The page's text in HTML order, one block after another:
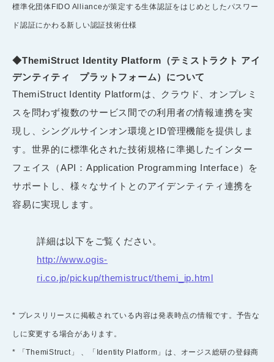
標準化団体FIDO Allianceが策定する生体認証をはじめとしたパスワー
ド認証にかわる新しい認証技術仕様
◆ThemiStruct Identity Platform（テミストラクト アイ
デンティティ プラットフォーム）について
ThemiStruct Identity Platformは、クラウド、オンプレミ
スを問わず複数のサービス間での利用者の情報連携を実
現し、シングルサインオン環境とID管理機能を提供しま
す。世界的に標準化された技術規格に準拠したインター
フェイス（API：Application Programming Interface）を
サポートし、様々なサイトとのアイデンティティ連携を
容易に実現します。
詳細は以下をご覧ください。
http://www.ogis-
ri.co.jp/pickup/themistruct/themi_ip.html
* プレスリリースに掲載されている内容は発表時点の情報です。予告な
しに変更する場合があります。
* 「ThemiStruct」 、「Identity Platform」は、オージス総研の登録商